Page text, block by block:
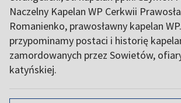
Naczelny Kapelan WP Cerkwii
Romanienko, prawosławny kapelan
przypominamy postaci i historię
zamordowanych przez Sowietów,
katyńskiej.